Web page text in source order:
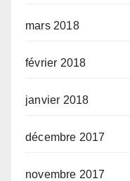
mars 2018
février 2018
janvier 2018
décembre 2017
novembre 2017